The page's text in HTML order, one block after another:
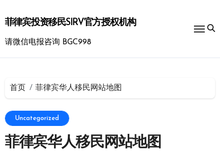
到
内
菲律宾投资移民SIRV官方授权机构
请微信电报咨询 BGC998
首页 菲律宾华人移民网站地图
Uncategorized
菲律宾华人移民网站地图